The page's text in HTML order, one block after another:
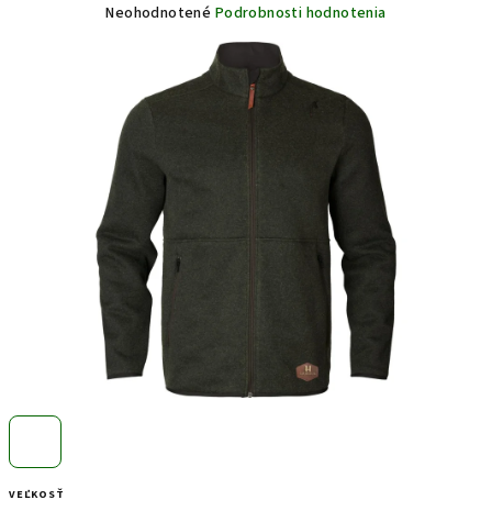
VEĽKOSŤ
Priemerné
hviezdičiek.
Neohodnotené Podrobnosti hodnotenia